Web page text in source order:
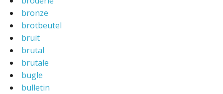
bronze
brotbeutel
bruit
brutal
brutale
bugle
bulletin